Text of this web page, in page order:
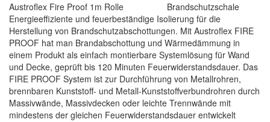
Austroflex Fire Proof 1m Rolle Brandschutzschale
Energieeffiziente und feuerbeständige Isolierung für die
Herstellung von Brandschutzabschottungen. Mit Austroflex FIRE
PROOF hat man Brandabschottung und Wärmedämmung in
einem Produkt als einfach montierbare Systemlösung für Wand
und Decke, geprüft bis 120 Minuten Feuerwiderstandsdauer. Das
FIRE PROOF System ist zur Durchführung von Metallrohren,
brennbaren Kunststoff- und Metall-Kunststoffverbundrohren durch
Massivwände, Massivdecken oder leichte Trennwände mit
mindestens der gleichen Feuerwiderstandsdauer entwickelt